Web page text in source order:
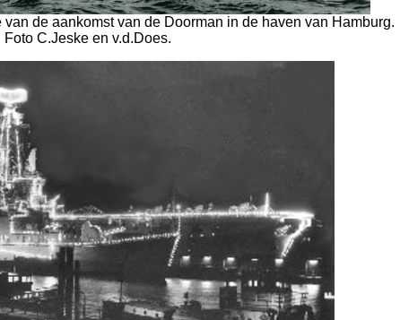
de aankomst van de Doorman in de haven van Hamburg.
Foto C.Jeske en v.d.Does.